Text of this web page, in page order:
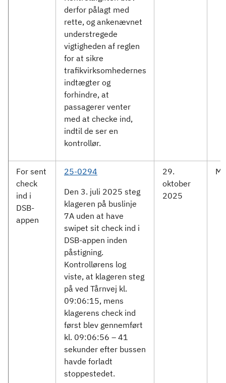
derfor pålagt med
rette, og ankenævnet
understregede
vigtigheden af reglen
for at sikre
trafikvirksomhedernes
indtægter og
forhindre, at
passagerer venter
med at checke ind,
indtil de ser en
kontrollør.
For sent
check
ind i
DSB-
appen
25-0294
Den 3. juli 2025 steg
klageren på buslinje
7A uden at have
swipet sit check ind i
DSB-appen inden
påstigning.
Kontrollørens log
viste, at klageren steg
på ved Tårnvej kl.
09:06:15, mens
klagerens check ind
først blev gennemført
kl. 09:06:56 – 41
sekunder efter bussen
havde forladt
stoppestedet.
29.
oktober
2025